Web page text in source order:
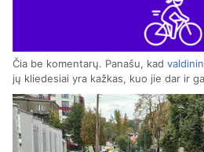
Čia be komentarų. Panašu, kad
jų kliedesiai yra kažkas, kuo jie dar ir